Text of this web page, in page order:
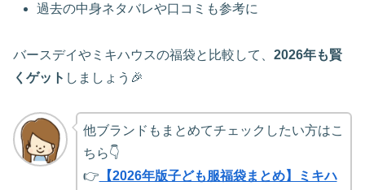
過去の中身ネタバレや口コミも参考に
バースデイやミキハウスの福袋と比較して、 2026年も賢
くゲット しましょう🎉
他ブランドもまとめてチェックしたい方はこ
ちら👇
👉 【2026年版子ども服福袋まとめ】ミキハ